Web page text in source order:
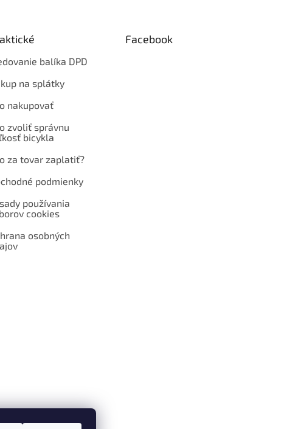
balíka DPD
na splátky
nakupovať
zvoliť správnu
bicykla
za tovar zaplatiť?
podmienky
používania
cookies
osobných
Facebook